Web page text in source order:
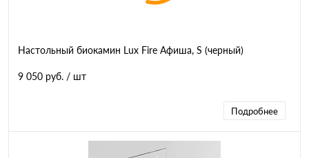
Настольный биокамин Lux Fire Афиша, S (черный)
9 050 руб. / шт
Подробнее